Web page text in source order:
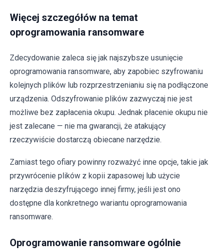
Więcej szczegółów na temat
oprogramowania ransomware
Zdecydowanie zaleca się jak najszybsze usunięcie
oprogramowania ransomware, aby zapobiec szyfrowaniu
kolejnych plików lub rozprzestrzenianiu się na podłączone
urządzenia. Odszyfrowanie plików zazwyczaj nie jest
możliwe bez zapłacenia okupu. Jednak płacenie okupu nie
jest zalecane — nie ma gwarancji, że atakujący
rzeczywiście dostarczą obiecane narzędzie.
Zamiast tego ofiary powinny rozważyć inne opcje, takie jak
przywrócenie plików z kopii zapasowej lub użycie
narzędzia deszyfrującego innej firmy, jeśli jest ono
dostępne dla konkretnego wariantu oprogramowania
ransomware.
Oprogramowanie ransomware ogólnie